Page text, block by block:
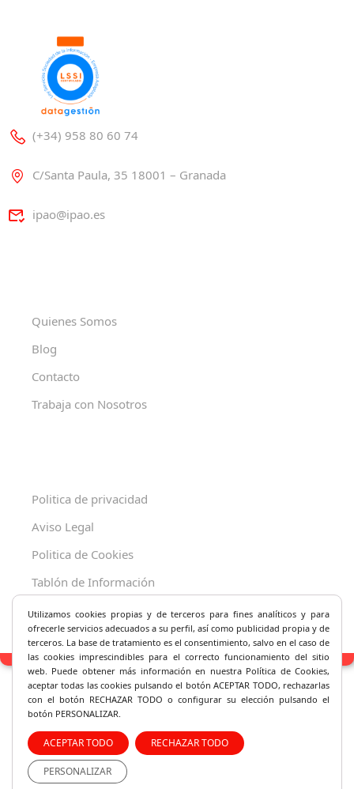
(+34) 958 80 60 74
C/Santa Paula, 35 18001 – Granada
ipao@ipao.es
Quienes Somos
Blog
Contacto
Trabaja con Nosotros
Politica de privacidad
Aviso Legal
Politica de Cookies
Tablón de Información
Decreto 625/2019
Utilizamos cookies propias y de terceros para fines analíticos y para
ofrecerle servicios adecuados a su perfil, así como publicidad propia y de
terceros. La base de tratamiento es el consentimiento, salvo en el caso de
las cookies imprescindibles para el correcto funcionamiento del sitio
web. Puede obtener más información en nuestra Política de Cookies,
aceptar todas las cookies pulsando el botón ACEPTAR TODO, rechazarlas
con el botón RECHAZAR TODO o configurar su elección pulsando el
botón PERSONALIZAR.
ACEPTAR TODO RECHAZAR TODO
PERSONALIZAR